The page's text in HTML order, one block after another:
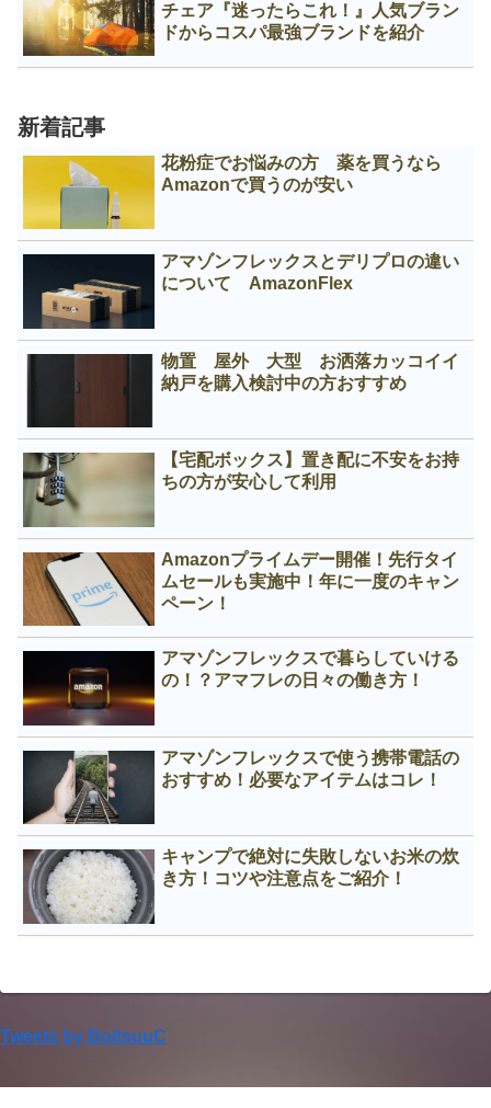
チェア『迷ったらこれ！』人気ブラン
ドからコスパ最強ブランドを紹介
新着記事
花粉症でお悩みの方 薬を買うなら
Amazonで買うのが安い
アマゾンフレックスとデリプロの違い
について AmazonFlex
物置 屋外 大型 お洒落カッコイイ
納戸を購入検討中の方おすすめ
【宅配ボックス】置き配に不安をお持
ちの方が安心して利用
Amazonプライムデー開催！先行タイ
ムセールも実施中！年に一度のキャン
ペーン！
アマゾンフレックスで暮らしていける
の！？アマフレの日々の働き方！
アマゾンフレックスで使う携帯電話の
おすすめ！必要なアイテムはコレ！
キャンプで絶対に失敗しないお米の炊
き方！コツや注意点をご紹介！
Tweets by BoitsuuC